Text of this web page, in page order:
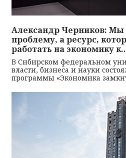
Александр Черников: Мы
проблему, а ресурс,
работать на экономику
В Сибирском федеральном
власти, бизнеса и науки
программы «Экономика